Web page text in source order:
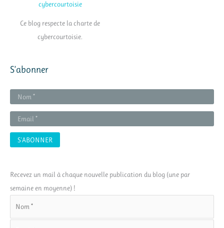
Ce blog respecte la charte de
cybercourtoisie.
S’abonner
Recevez un mail à chaque nouvelle publication du blog (une par
semaine en moyenne) !